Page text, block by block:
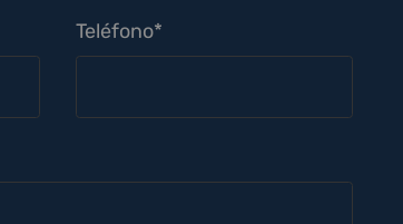
Teléfono*